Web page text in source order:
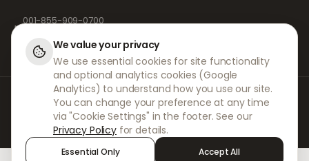
📞
001-855-909-0700
W DokterNow współpracujemy z w pełni zarejestrowanymi lekarzami i
aptekami oraz doświadczonymi specjalistami medycznymi, aby
zapewnić bezpieczne zarządzanie receptami z zachowaniem najwyższej
staranności. Nasi zarejestrowani, niezależni lekarze orzecznicy zajmują
się wszystkimi konsultacjami i wystawianiem recept. Nasze apteki
partnerskie odpowiadają za wydawanie i wysyłkę leków.
We value your privacy
We use essential cookies for site functionality
and optional analytics cookies (Google
Analytics) to understand how you use our site.
You can change your preference at any time
via "Cookie Settings" in the footer. See our
Privacy Policy for details.
Essential Only Accept All